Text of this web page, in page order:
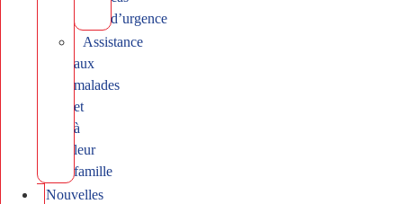
d’urgence
Assistance
aux
malades
et
à
leur
famille
Nouvelles